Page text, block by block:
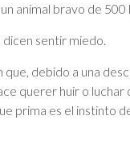
animal bravo de 500
sentir miedo.
que, debido a una
querer huir o luchar
prima es el instinto